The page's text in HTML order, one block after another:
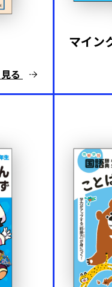
る
マイン